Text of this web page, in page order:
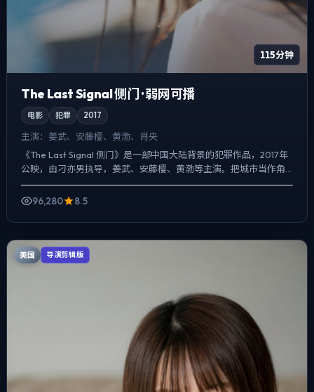
115分钟
The Last Signal 侧门 · 弱网可播
电影 犯罪 2017
主演： 姜武、安藤樱、黄渤、肖央
《The Last Signal 侧门》是一部中国大陆背景的犯罪作品，2017年
公映，由刁亦男执导，姜武、安藤樱、黄渤等主演。把城市当作角
色来写，夜景与雨声贯穿全片，真相并非一...
96,280
8.5
美国 导演剪辑版